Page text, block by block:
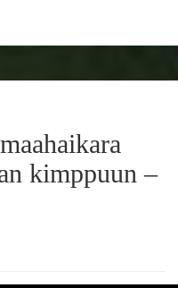
kimppuun –